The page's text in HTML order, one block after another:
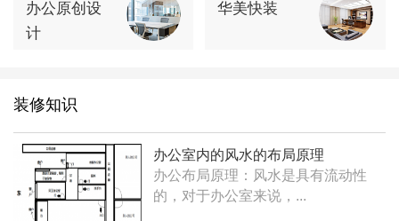
办公原创设
计
华美快装
装修知识
办公室内的风水的布局原理
办公布局原理：风水是具有流动性
的，对于办公室来说，...